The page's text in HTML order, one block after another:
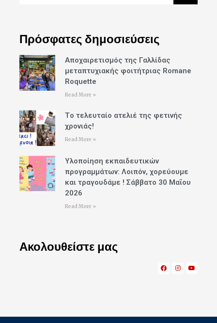
Πρόσφατες δημοσιεύσεις
Αποχαιρετισμός της Γαλλίδας
μεταπτυχιακής φοιτήτριας Romane
Roquette
Read More »
Tο τελευταίο ατελιέ της φετινής
χρονιάς!
Read More »
Υλοποίηση εκπαιδευτικών
προγραμμάτων: Λοιπόν, χορεύουμε
και τραγουδάμε ! Σάββατο 30 Μαΐου
2026
Read More »
Ακολουθείστε μας